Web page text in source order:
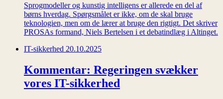
Sprogmodeller og kunstig intelligens er allerede en del af
børns hverdag. Spørgsmålet er ikke, om de skal bruge
teknologien, men om de lærer at bruge den rigtigt. Det skriver
PROSAs formand, Niels Bertelsen i et debatindlæg i Altinget.
IT-sikkerhed 20.10.2025
Kommentar: Regeringen svækker
vores IT-sikkerhed